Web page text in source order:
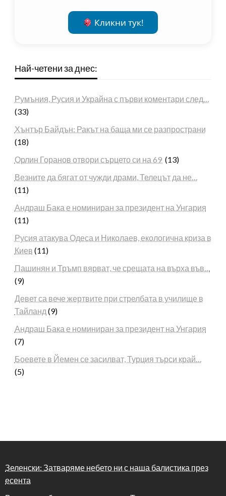
Кликни тук!
Най-четени за днес:
Румъния, Русия и Украйна с първи коментари след…
(33)
Хънтър Байдън: Ракът на баща ми се разпространи
(18)
Орлин Горанов отвори сърцето си на 69 (13)
Везните да бягат от чужди драми, Телецът да не…
(11)
Андраш Бака е номиниран за президент на Унгария
(11)
Русия атакува Одеса и Николаев, екологична криза в
Киев (11)
Пашинян и Тръмп вярват, че срещата на върха във…
(9)
Девет са вече жертвите при стрелбата в училище в
Тайланд (9)
Андраш Бака е номиниран за президент на Унгария
(7)
Боевете в Йемен се засилват, Турция търси край…
(5)
Зеленски: Затваряме небето ни с наша балистика през
есента